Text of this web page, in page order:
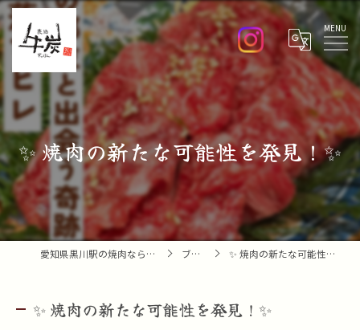
Menu
✨ 焼肉の新たな可能性を発見！✨
愛知県黒川駅の焼肉なら焼肉 牛炭 ブログ ✨ 焼肉の新たな可能性を発見！✨
✨ 焼肉の新たな可能性を発見！✨